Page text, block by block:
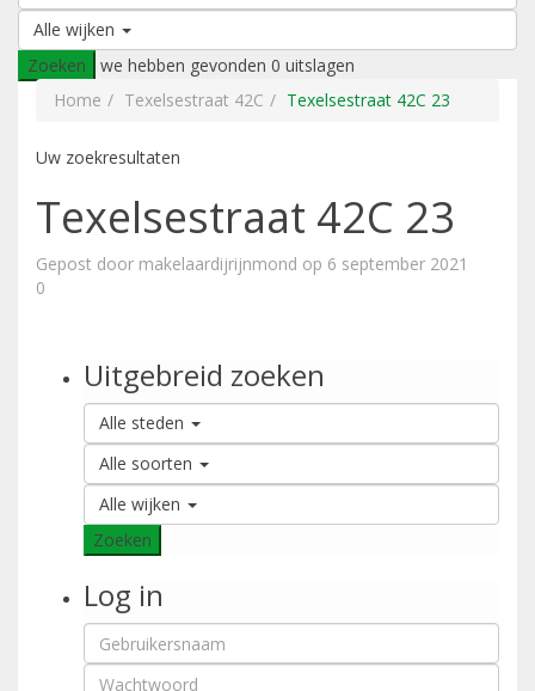
Alle wijken
Zoeken
we hebben gevonden 0 uitslagen
Home
Texelsestraat 42C Texelsestraat 42C 23
Uw zoekresultaten
Texelsestraat 42C 23
Gepost door makelaardijrijnmond op 6 september 2021
0
Uitgebreid zoeken
Alle steden
Alle soorten
Alle wijken
Zoeken
Log in